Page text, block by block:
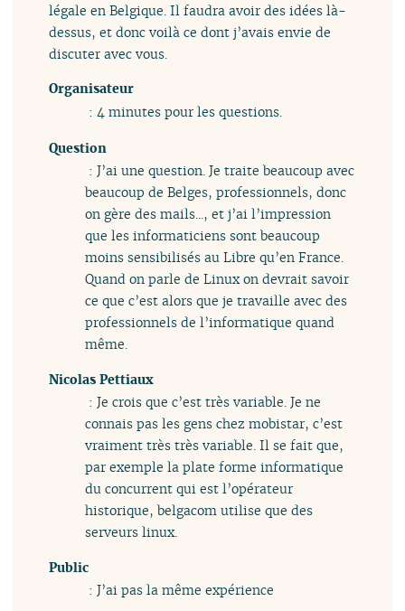
légale en Belgique. Il faudra avoir des idées là-
dessus, et donc voilà ce dont j’avais envie de
discuter avec vous.
Organisateur
: 4 minutes pour les questions.
Question
: J’ai une question. Je traite beaucoup avec
beaucoup de Belges, professionnels, donc
on gère des mails..., et j’ai l’impression
que les informaticiens sont beaucoup
moins sensibilisés au Libre qu’en France.
Quand on parle de Linux on devrait savoir
ce que c’est alors que je travaille avec des
professionnels de l’informatique quand
même.
Nicolas Pettiaux
: Je crois que c’est très variable. Je ne
connais pas les gens chez mobistar, c’est
vraiment très très variable. Il se fait que,
par exemple la plate forme informatique
du concurrent qui est l’opérateur
historique, belgacom utilise que des
serveurs linux.
Public
: J’ai pas la même expérience